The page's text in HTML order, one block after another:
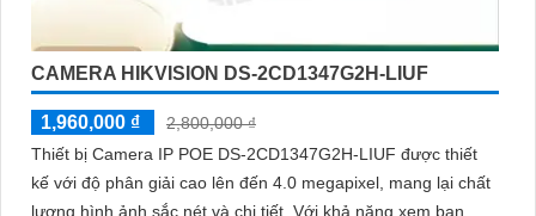
CAMERA HIKVISION DS-2CD1347G2H-LIUF
1,960,000 ₫
2,800,000 ₫
Thiết bị Camera IP POE DS-2CD1347G2H-LIUF được thiết
kế với độ phân giải cao lên đến 4.0 megapixel, mang lại chất
lượng hình ảnh sắc nét và chi tiết. Với khả năng xem ban